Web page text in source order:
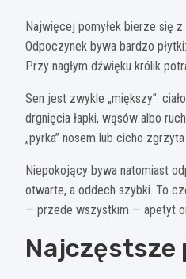
Najwięcej pomyłek bierze się
Odpoczynek bywa bardzo
Przy nagłym dźwięku królik
Sen jest zwykle „miększy”:
drgnięcia łapki, wąsów albo
„pyrka” nosem lub cicho
Niepokojący bywa natomiast
otwarte, a oddech szybki. To
— przede wszystkim — apetyt
Najczęstsze